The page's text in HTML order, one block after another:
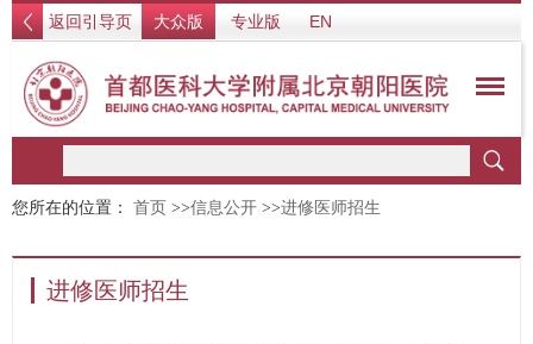
返回引导页 大众版 专业版 EN
您所在的位置： 首页 >>信息公开 >>进修医师招生
进修医师招生